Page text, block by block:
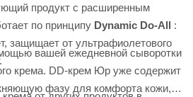
продукт с расширенным
по принципу Dynamic Do-All :
защищает от ультрафиолетового
вашей ежедневной сыворотки
крема. DD-крем Юр уже содержит
фазу для комфорта кожи,